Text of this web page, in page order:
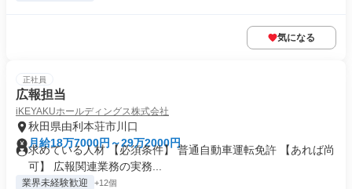
気になる
正社員
広報担当
iKEYAKUホールディングス株式会社
秋田県由利本荘市川口
月給18万7000円～29万2000円
求めている人材 【必須条件】 普通自動車運転免許 【あれば尚
可】 広報関連業務の実務...
業界未経験歓迎 +12個